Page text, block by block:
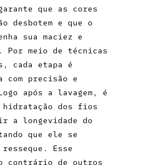
que as cores
desbotem e que o
sua maciez e
Por meio de técnicas
cada etapa é
com precisão e
após a lavagem, é
dos fios
a longevidade do
que ele se
Esse
contrário de outros